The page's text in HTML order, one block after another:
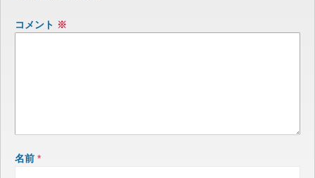
コメント ※
名前 *